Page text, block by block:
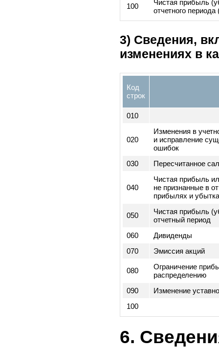
Прибыль
070 Расходы по
деятельности
090
100
3) Сведения,
изменениях в
строк
010
Изменения в
и
ошибок
040
прибылях и
050 Чистая
отчетный